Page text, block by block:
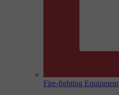
Fire-fighting Equipment